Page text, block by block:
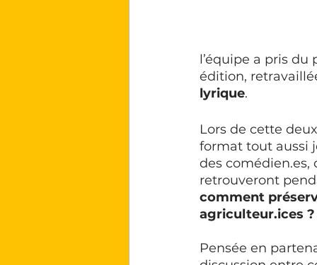
l’équipe a pris
édition,
lyrique.
Lors de cette
format tout aussi
des comédien.es,
retrouveront
comment
agriculteur.ices ?
Pensée en